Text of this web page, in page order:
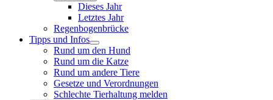
Dieses Jahr
Letztes Jahr
Regenbogenbrücke
Tipps und Infos
Rund um den Hund
Rund um die Katze
Rund um andere Tiere
Gesetze und Verordnungen
Schlechte Tierhaltung melden